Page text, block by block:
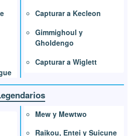
Capturar a Kecleon
Gimmighoul y
Gholdengo
Capturar a Wiglett
Mew y Mewtwo
Raikou, Entei y Suicune